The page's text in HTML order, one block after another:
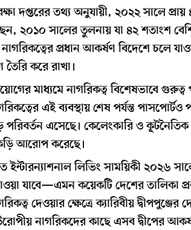
দপ্তরের তথ্য অনুযায়ী, ২০২২ সালে
২০১০ সালের তুলনায় যা ৪২ শতাংশ
নাগরিকত্বের প্রধান আকর্ষণ বিদেশে চলে
করে রাখা।
মাধ্যমে নাগরিকত্ব বিশেষভাবে গুরুত্ব
এই ব্যবস্থায় শেষ পর্যন্ত
পরিবর্তন এসেছে। কেলেংকারি ও
আরোপ করেছে।
ইন্টারন্যাশনাল লিভিং সাময়িকী ২০২৬
যাবে—এমন কয়েকটি দেশের তালিকা
দেওয়ার ক্ষেত্রে ক্যারিবীয়
নাগরিকদের কাছে এসব দ্বীপের